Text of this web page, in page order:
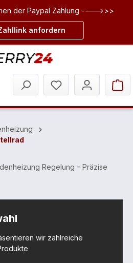
der Paypal Zahlung ---->>>
anfordern
Regelung – Präzise
wir zahlreiche